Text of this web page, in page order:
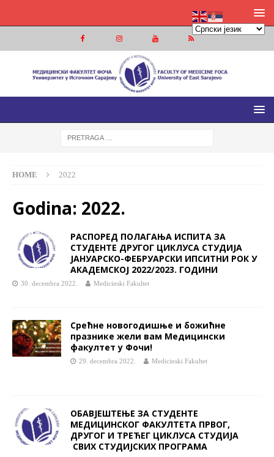
МЕДИЦИНСКИ ФАКУЛТЕТ ФОЧА
МЕДИЦИНСКИ ФАКУЛТЕТ УНИВЕРЗИТЕТА У ИСТОЧНОМ
HOME 2022
Godina: 2022.
РАСПОРЕД ПОЛАГАЊА ИСПИТА ЗА
СТУДЕНТЕ ДРУГОГ ЦИКЛУСА СТУДИЈА
ЈАНУАРСКО-ФЕБРУАРСКИ ИПСИТНИ РОК У
АКАДЕМСКОЈ 2022/2023. ГОДИНИ
30. decembra 2022. Medicinski Fakultet
Срећне новогодишње и божићне
празнике жели вам Медицински
факултет у Фочи!
29. decembra 2022. Medicinski Fakultet
OБАВЈЕШТЕЊЕ ЗА СТУДЕНТЕ
МЕДИЦИНСКОГ ФАКУЛТЕТА ПРВОГ,
ДРУГОГ И ТРЕЋЕГ ЦИКЛУСА СТУДИЈА
СВИХ СТУДИЈСКИХ ПРОГРАМА